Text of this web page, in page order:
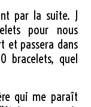
par la suite. J
pour nous
et passera dans
bracelets, quel
qui me paraît